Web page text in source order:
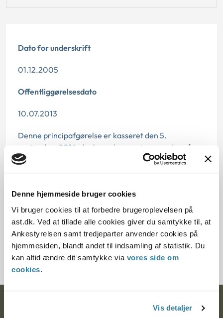
Denne hjemmeside bruger cookies
Vi bruger cookies til at forbedre brugeroplevelsen på
ast.dk. Ved at tillade alle cookies giver du samtykke til, at
Ankestyrelsen samt tredjeparter anvender cookies på
hjemmesiden, blandt andet til indsamling af statistik. Du
kan altid ændre dit samtykke via vores side om
cookies.
Vis detaljer
Dato for underskrift
01.12.2005
Offentliggørelsesdato
10.07.2013
Denne principafgørelse er kasseret den 5.
september 2016, da der er kommet nye regler på
området.
Journalnummer
2000308-05